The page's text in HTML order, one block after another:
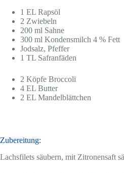
1 EL Rapsöl
2 Zwiebeln
200 ml Sahne
300 ml Kondensmilch 4 % Fett
Jodsalz, Pfeffer
1 TL Safranfäden
2 Köpfe Broccoli
4 EL Butter
2 EL Mandelblättchen
Zubereitung:
Lachsfilets säubern, mit Zitronensaft